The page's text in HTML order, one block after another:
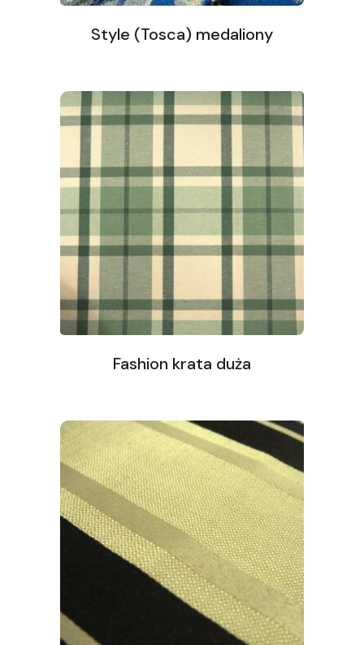
Style (Tosca) medaliony
Fashion krata duża